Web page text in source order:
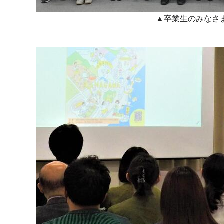
▲卒業生のみなさ